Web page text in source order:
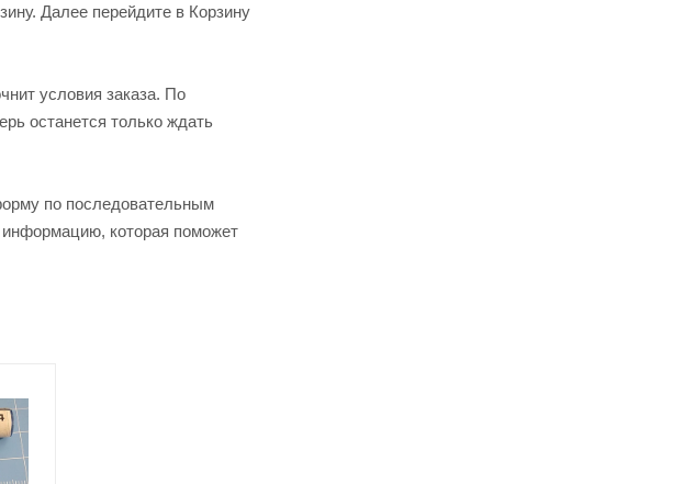
Далее перейдите в Корзину
условия заказа. По
останется только ждать
по последовательным
информацию, которая поможет